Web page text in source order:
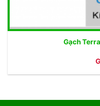
Gạch